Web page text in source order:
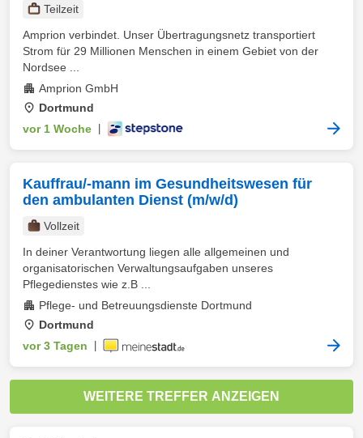
Teilzeit
Amprion verbindet. Unser Übertragungsnetz transportiert
Strom für 29 Millionen Menschen in einem Gebiet von der
Nordsee ...
Amprion GmbH
Dortmund
vor 1 Woche
Kauffrau/-mann im Gesundheitswesen für
den ambulanten Dienst (m/w/d)
Vollzeit
In deiner Verantwortung liegen alle allgemeinen und
organisatorischen Verwaltungsaufgaben unseres
Pflegedienstes wie z.B ...
Pflege- und Betreuungsdienste Dortmund
Dortmund
vor 3 Tagen
WEITERE TREFFER ANZEIGEN